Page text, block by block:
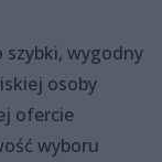
wygodny
osoby
ofercie
wyboru